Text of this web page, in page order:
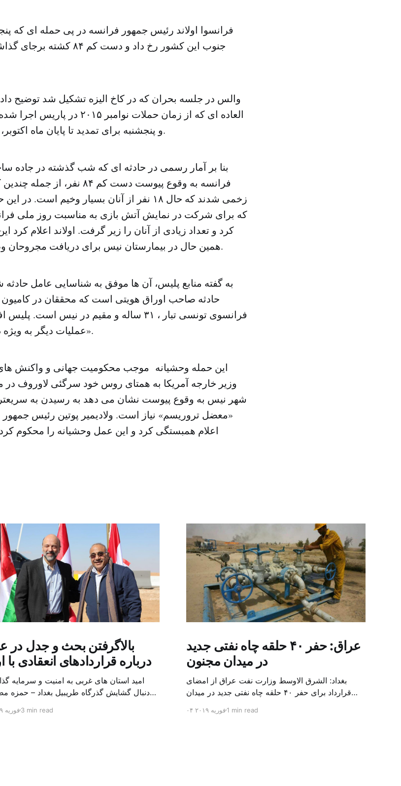
فرانسوا اولاند رئیس جمهور فرانسه در پی حمله ای که
جنوب این کشور رخ داد و
والس در جلسه بحران که در کاخ الیزه تشکیل شد توضیح
العاده ای که از زمان حملات
و پنجشنبه برای تمدید تا پایان ماه اکتوبر، به پارلمان ارائه خواهد شد.
بنا بر آمار رسمی در حادثه ای که شب گذشته در جاده
فرانسه به وقوع پیوست دست کم ۸۴
زخمی شدند که حال ۱۸ نفر از آنان بسیار وخیم
که برای شرکت در نمایش آتش بازی به مناسبت روز ملی
کرد و تعداد زیادی از آنان را زیر گرفت. اولاند اعلام
همین حال در بیمارستان نیس برای دریافت مجروحان وضعیت اضطراری اعلام شد.
به گفته منابع پلیس، آن ها موفق به شناسایی عامل
حادثه صاحب اوراق هویتی است که محققان در کامیون
فرانسوی تونسی تبار ، ۳۱ ساله و مقیم در نیس
عملیات دیگر به ویژه در نیس در حال انجام است».
این حمله وحشیانه موجب محکومیت جهانی و واکنش
وزیر خارجه آمریکا به همتای روس خود سرگئی لاوروف
شهر نیس به وقوع پیوست نشان می دهد به رسیدن به
«معضل تروریسم» نیاز است. ولادیمیر پوتین رئیس جمهور
اعلام همبستگی کرد و این عمل وحشیانه را محکوم کرد،
بالاگرفتن بحث و جدل در
درباره قراردادهای انعقادی با
امید استان های غربی به امنیت و سرمایه
دنبال گشایش گذرگاه طریبیل بغداد – حمزه
طریبیل توسط عادل عبد المهدی نخست وزیر
۰۴ فوریه ۲۰۱۹3 min read
عراق: حفر ۴۰ حلقه چاه نفتی جدید
در میدان مجنون
بغداد: الشرق الاوسط وزارت نفت عراق از امضای
قرارداد برای حفر ۴۰ حلقه چاه نفتی جدید در میدان
محمد خضیر مدعامل شرکت حفاری عراق روز یکشنبه
۰۴ فوریه ۲۰۱۹1 min read